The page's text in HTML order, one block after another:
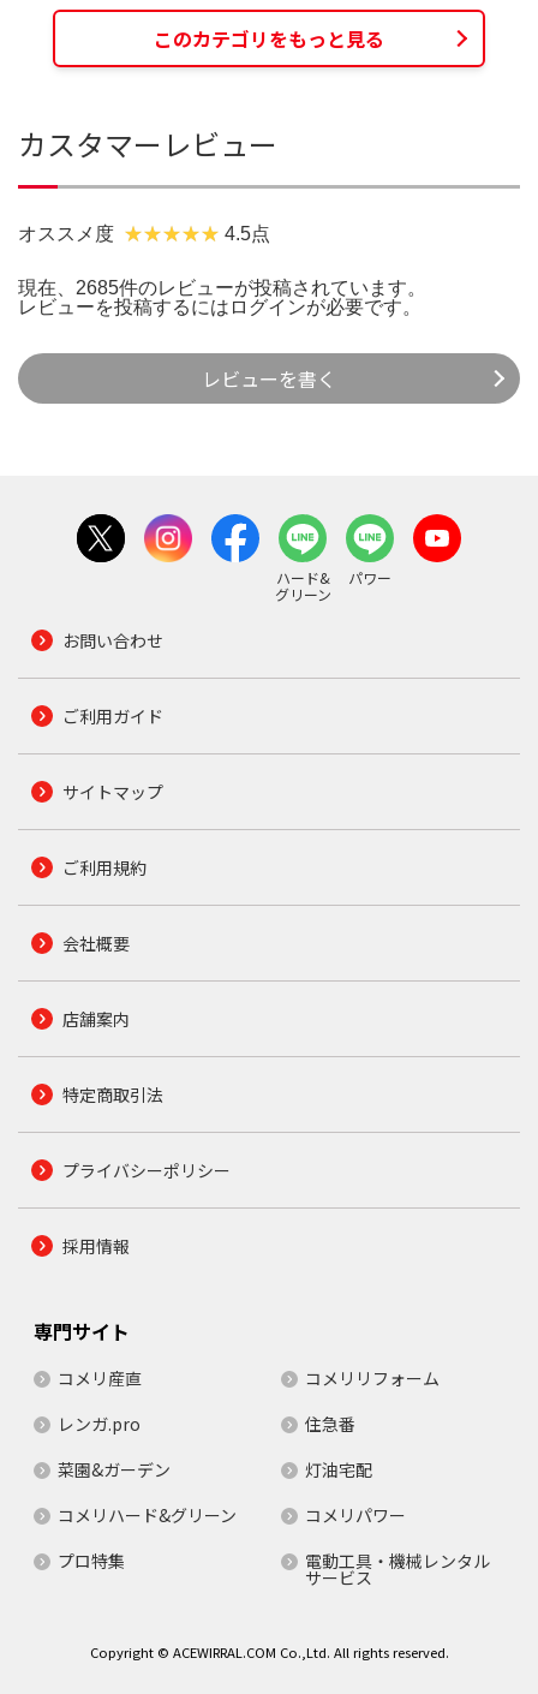
このカテゴリをもっと見る
カスタマーレビュー
オススメ度 4.5点
現在、2685件のレビューが投稿されています。
レビューを投稿するには ログインが必要です。
レビューを書く
ハード&
グリーン
パワー
お問い合わせ
ご利用ガイド
サイトマップ
ご利用規約
会社概要
店舗案内
特定商取引法
プライバシーポリシー
採用情報
専門サイト
コメリ産直
コメリリフォーム
レンガ.pro
住急番
菜園&ガーデン
灯油宅配
コメリハード&グリーン
コメリパワー
プロ特集
電動工具・機械レンタル
サービス
Copyright © ACEWIRRAL.COM Co.,Ltd. All rights reserved.